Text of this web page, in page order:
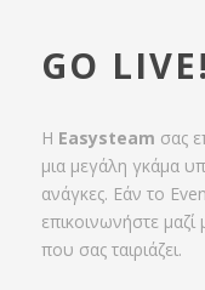
GO LIVE!
Η Easysteam σας
μια μεγάλη γκάμα
ανάγκες. Εάν το
επικοινωνήστε
που σας ταιριάζει.